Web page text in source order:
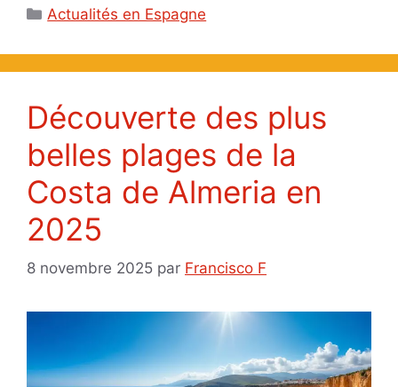
Catégories
Actualités en Espagne
Découverte des plus
belles plages de la
Costa de Almeria en
2025
8 novembre 2025 par Francisco F